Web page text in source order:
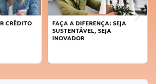
CRÉDITO
FAÇA A DIFERENÇA: SEJA
SUSTENTÁVEL, SEJA
INOVADOR